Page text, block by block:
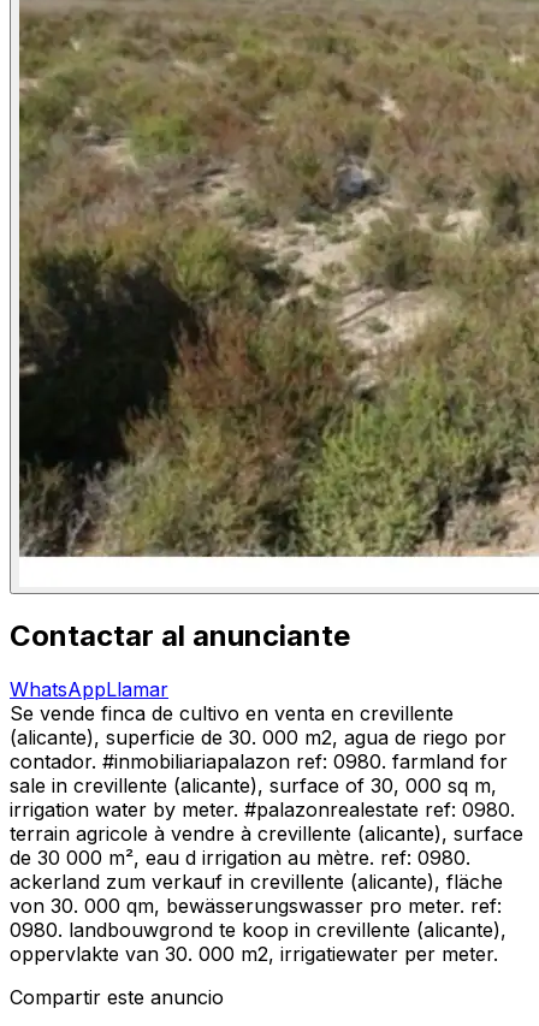
Contactar al anunciante
WhatsAppLlamar
Se vende finca de cultivo en venta en crevillente
(alicante), superficie de 30. 000 m2, agua de riego por
contador. #inmobiliariapalazon ref: 0980. farmland for
sale in crevillente (alicante), surface of 30, 000 sq m,
irrigation water by meter. #palazonrealestate ref: 0980.
terrain agricole à vendre à crevillente (alicante), surface
de 30 000 m², eau d irrigation au mètre. ref: 0980.
ackerland zum verkauf in crevillente (alicante), fläche
von 30. 000 qm, bewässerungswasser pro meter. ref:
0980. landbouwgrond te koop in crevillente (alicante),
oppervlakte van 30. 000 m2, irrigatiewater per meter.
Compartir este anuncio